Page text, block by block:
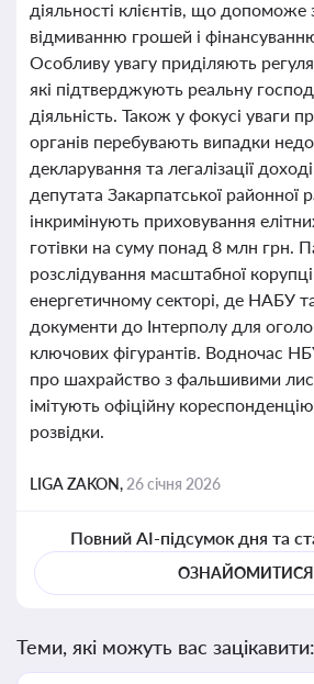
діяльності клієнтів, що допоможе
відмиванню грошей і
Особливу увагу приділяють
які підтверджують реальну
діяльність. Також у фокусі уваги
органів перебувають випадки
декларування та легалізації
депутата Закарпатської районної
інкримінують приховування
готівки на суму понад 8 млн грн.
розслідування масштабної
енергетичному секторі, де НАБУ
документи до Інтерполу для
ключових фігурантів. Водночас
про шахрайство з фальшивими
імітують офіційну
розвідки.
LIGA ZAKON, 26 січня 2026
Повний AI-підсумок дня та
ОЗНАЙОМИТИСЯ
Теми, які можуть вас зацікавити: